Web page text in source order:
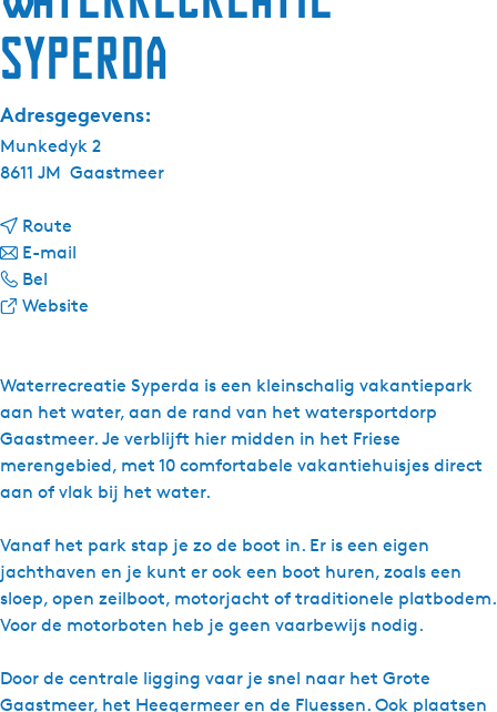
Syperda
Waterrecreatie Syperda is een kleinschalig vakantiepark
aan het water, aan de rand van het watersportdorp
Gaastmeer. Je verblijft hier midden in het Friese
merengebied, met 10 comfortabele vakantiehuisjes direct
aan of vlak bij het water.
Vanaf het park stap je zo de boot in. Er is een eigen
jachthaven en je kunt er ook een boot huren, zoals een
sloep, open zeilboot, motorjacht of traditionele platbodem.
Voor de motorboten heb je geen vaarbewijs nodig.
Door de centrale ligging vaar je snel naar het Grote
Gaastmeer, het Heegermeer en de Fluessen. Ook plaatsen
Adresgegevens:
Munkedyk 2
8611 JM Gaastmeer
Route
a
r
t
e
r
r
e
r
e
a
t
e
S
E-mail
a
a
t
e
r
r
c
r
e
a
i
e
Bel
a
r
r
e
c
r
a
t
i
e
y
p
Website
W
a
t
e
r
e
c
r
e
t
i